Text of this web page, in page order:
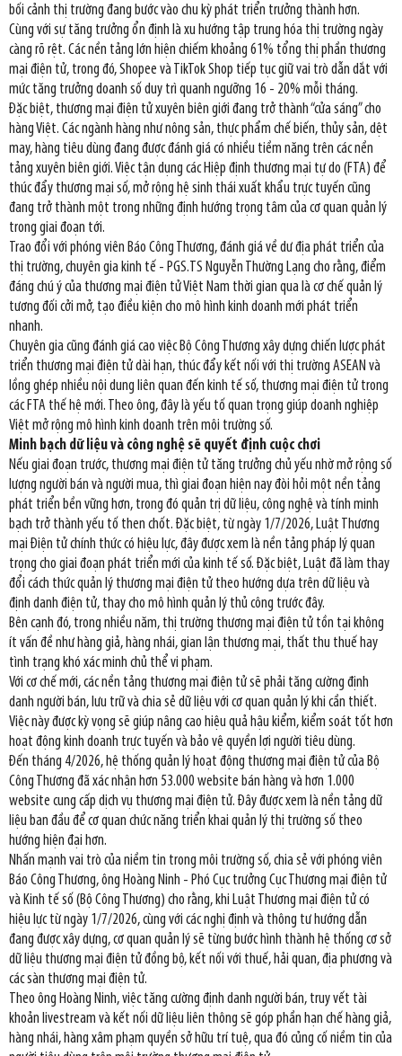
bối cảnh thị trường đang bước vào chu kỳ phát triển trưởng thành hơn.
Cùng với sự tăng trưởng ổn định là xu hướng tập trung hóa thị trường ngày
càng rõ rệt. Các nền tảng lớn hiện chiếm khoảng 61% tổng thị phần thương
mại điện tử, trong đó, Shopee và TikTok Shop tiếp tục giữ vai trò dẫn dắt với
mức tăng trưởng doanh số duy trì quanh ngưỡng 16 - 20% mỗi tháng.
Đặc biệt, thương mại điện tử xuyên biên giới đang trở thành “cửa sáng” cho
hàng Việt. Các ngành hàng như nông sản, thực phẩm chế biến, thủy sản, dệt
may, hàng tiêu dùng đang được đánh giá có nhiều tiềm năng trên các nền
tảng xuyên biên giới. Việc tận dụng các Hiệp định thương mại tự do (FTA) để
thúc đẩy thương mại số, mở rộng hệ sinh thái xuất khẩu trực tuyến cũng
đang trở thành một trong những định hướng trọng tâm của cơ quan quản lý
trong giai đoạn tới.
Trao đổi với phóng viên Báo Công Thương, đánh giá về dư địa phát triển của
thị trường, chuyên gia kinh tế - PGS.TS Nguyễn Thường Lạng cho rằng, điểm
đáng chú ý của thương mại điện tử Việt Nam thời gian qua là cơ chế quản lý
tương đối cởi mở, tạo điều kiện cho mô hình kinh doanh mới phát triển
nhanh.
Chuyên gia cũng đánh giá cao việc Bộ Công Thương xây dựng chiến lược phát
triển thương mại điện tử dài hạn, thúc đẩy kết nối với thị trường ASEAN và
lồng ghép nhiều nội dung liên quan đến kinh tế số, thương mại điện tử trong
các FTA thế hệ mới. Theo ông, đây là yếu tố quan trọng giúp doanh nghiệp
Việt mở rộng mô hình kinh doanh trên môi trường số.
Minh bạch dữ liệu và công nghệ sẽ quyết định cuộc chơi
Nếu giai đoạn trước, thương mại điện tử tăng trưởng chủ yếu nhờ mở rộng số
lượng người bán và người mua, thì giai đoạn hiện nay đòi hỏi một nền tảng
phát triển bền vững hơn, trong đó quản trị dữ liệu, công nghệ và tính minh
bạch trở thành yếu tố then chốt. Đặc biệt, từ ngày 1/7/2026, Luật Thương
mại Điện tử chính thức có hiệu lực, đây được xem là nền tảng pháp lý quan
trọng cho giai đoạn phát triển mới của kinh tế số. Đặc biệt, Luật đã làm thay
đổi cách thức quản lý thương mại điện tử theo hướng dựa trên dữ liệu và
định danh điện tử, thay cho mô hình quản lý thủ công trước đây.
Bên cạnh đó, trong nhiều năm, thị trường thương mại điện tử tồn tại không
ít vấn đề như hàng giả, hàng nhái, gian lận thương mại, thất thu thuế hay
tình trạng khó xác minh chủ thể vi phạm.
Với cơ chế mới, các nền tảng thương mại điện tử sẽ phải tăng cường định
danh người bán, lưu trữ và chia sẻ dữ liệu với cơ quan quản lý khi cần thiết.
Việc này được kỳ vọng sẽ giúp nâng cao hiệu quả hậu kiểm, kiểm soát tốt hơn
hoạt động kinh doanh trực tuyến và bảo vệ quyền lợi người tiêu dùng.
Đến tháng 4/2026, hệ thống quản lý hoạt động thương mại điện tử của Bộ
Công Thương đã xác nhận hơn 53.000 website bán hàng và hơn 1.000
website cung cấp dịch vụ thương mại điện tử. Đây được xem là nền tảng dữ
liệu ban đầu để cơ quan chức năng triển khai quản lý thị trường số theo
hướng hiện đại hơn.
Nhấn mạnh vai trò của niềm tin trong môi trường số, chia sẻ với phóng viên
Báo Công Thương, ông Hoàng Ninh - Phó Cục trưởng Cục Thương mại điện tử
và Kinh tế số (Bộ Công Thương) cho rằng, khi Luật Thương mại điện tử có
hiệu lực từ ngày 1/7/2026, cùng với các nghị định và thông tư hướng dẫn
đang được xây dựng, cơ quan quản lý sẽ từng bước hình thành hệ thống cơ sở
dữ liệu thương mại điện tử đồng bộ, kết nối với thuế, hải quan, địa phương và
các sàn thương mại điện tử.
Theo ông Hoàng Ninh, việc tăng cường định danh người bán, truy vết tài
khoản livestream và kết nối dữ liệu liên thông sẽ góp phần hạn chế hàng giả,
hàng nhái, hàng xâm phạm quyền sở hữu trí tuệ, qua đó củng cố niềm tin của